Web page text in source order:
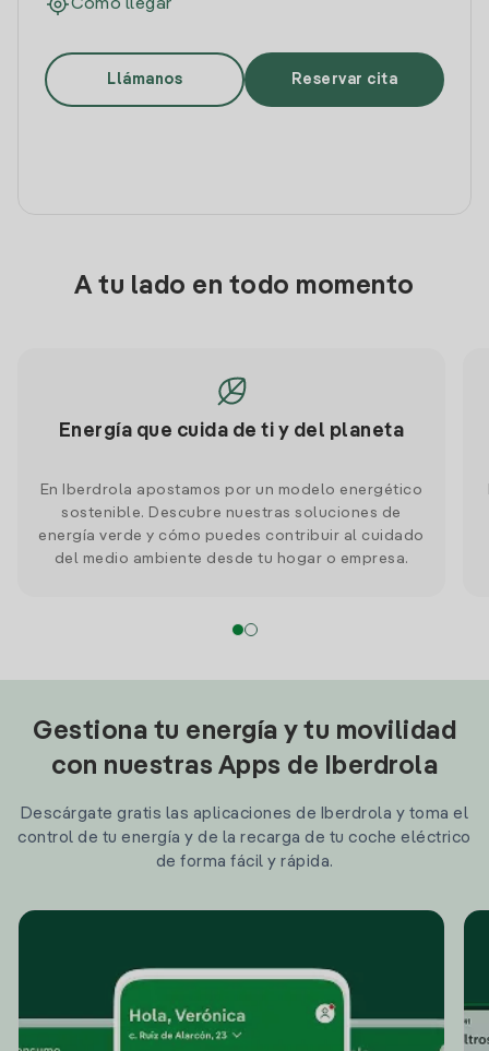
Cómo llegar
Llámanos Reservar cita
A tu lado en todo momento
Energía que cuida de ti y del planeta
En Iberdrola apostamos por un modelo energético
sostenible. Descubre nuestras soluciones de
energía verde y cómo puedes contribuir al cuidado
del medio ambiente desde tu hogar o empresa.
Gestiona tu energía y tu movilidad
con nuestras Apps de Iberdrola
Descárgate gratis las aplicaciones de Iberdrola y toma el
control de tu energía y de la recarga de tu coche eléctrico
de forma fácil y rápida.